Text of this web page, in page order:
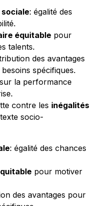
: égalité des
équitable pour
talents.
des avantages
spécifiques.
sur la performance
contre les inégalités
socio-
: égalité des chances
pour motiver
des avantages pour